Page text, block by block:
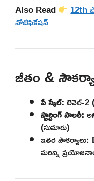
Also Read
12th
నోటిఫికేషన్
జీతం &
పే స్కేల్:లెవెల్-2
స్టార్టింగ్ సాలరీ:
(సుమారు)
ఇతర సౌకర్యాలు:
మరిన్ని